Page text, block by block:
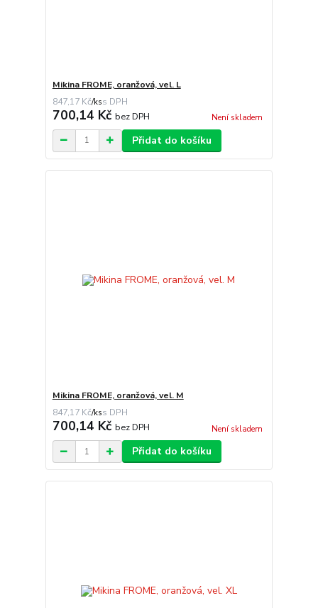
Mikina FROME, oranžová, vel. L
847,17 Kč/ks
700,14 Kč bez DPH Není skladem
Přidat do košíku
Mikina FROME, oranžová, vel. M
847,17 Kč/ks
700,14 Kč bez DPH Není skladem
Přidat do košíku